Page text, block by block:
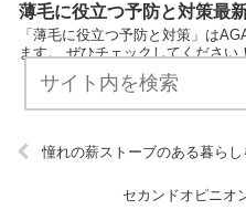
薄毛に役立つ予防と対策最
「薄毛に役立つ予防と対策」は
ます。 ぜひチェックしてくださ
憧れの薪ストーブのある暮らし
セカンドオピニオ